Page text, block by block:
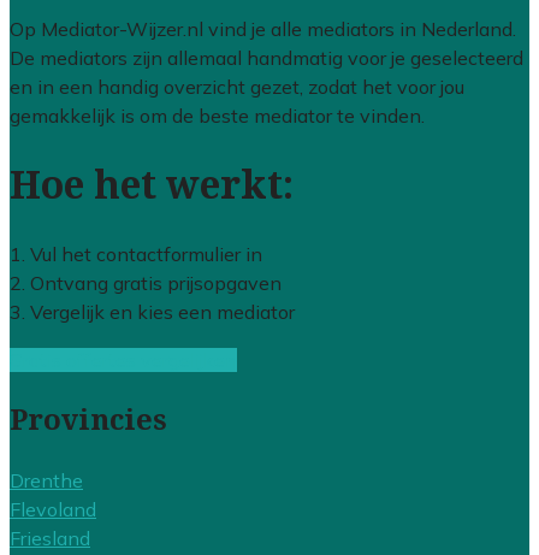
Op Mediator-Wijzer.nl vind je alle mediators in Nederland.
De mediators zijn allemaal handmatig voor je geselecteerd
en in een handig overzicht gezet, zodat het voor jou
gemakkelijk is om de beste mediator te vinden.
Hoe het werkt:
1. Vul het contactformulier in
2. Ontvang gratis prijsopgaven
3. Vergelijk en kies een mediator
Provincies
Drenthe
Flevoland
Friesland